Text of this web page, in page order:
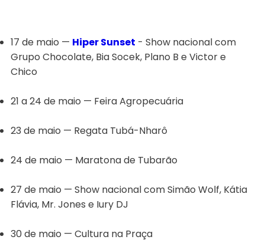
17 de maio — Hiper Sunset - Show nacional com
Grupo Chocolate, Bia Socek, Plano B e Victor e
Chico
21 a 24 de maio — Feira Agropecuária
23 de maio — Regata Tubá-Nharô
24 de maio — Maratona de Tubarão
27 de maio — Show nacional com Simão Wolf, Kátia
Flávia, Mr. Jones e Iury DJ
30 de maio — Cultura na Praça